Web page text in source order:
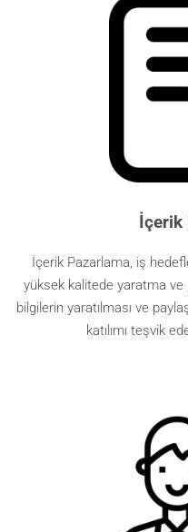
İçerik Pazarlama, iş
yüksek kalitede yaratma
bilgilerin yaratılması ve
katılımı teşvik